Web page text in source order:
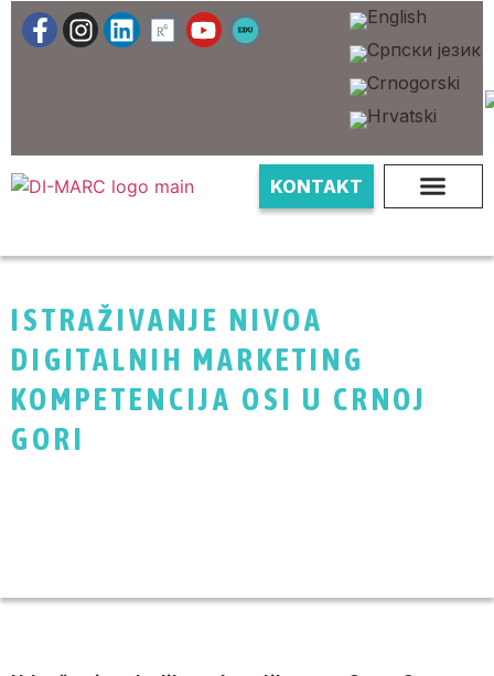
KONTAKT
ISTRAŽIVANJE NIVOA
DIGITALNIH MARKETING
KOMPETENCIJA OSI U CRNOJ
GORI